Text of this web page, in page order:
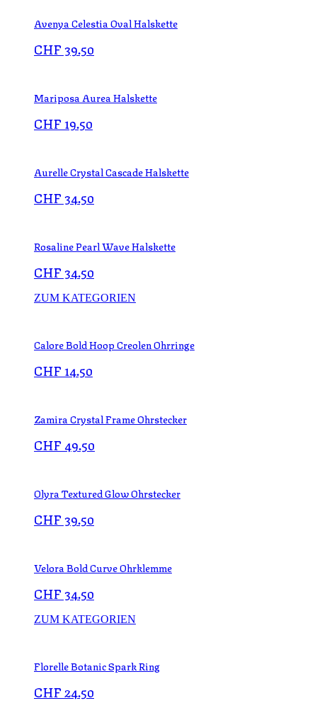
Avenya Celestia Oval Halskette
CHF39.50
Mariposa Aurea Halskette
CHF19.50
Aurelle Crystal Cascade Halskette
CHF34.50
Rosaline Pearl Wave Halskette
CHF34.50
ZUM KATEGORIEN
Calore Bold Hoop Creolen Ohrringe
CHF14.50
Zamira Crystal Frame Ohrstecker
CHF49.50
Olyra Textured Glow Ohrstecker
CHF39.50
Velora Bold Curve Ohrklemme
CHF34.50
ZUM KATEGORIEN
Florelle Botanic Spark Ring
CHF24.50